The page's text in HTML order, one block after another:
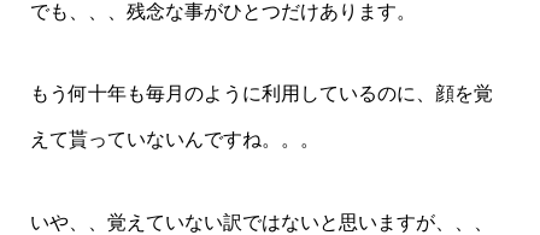
でも、、、残念な事がひとつだけあります。
もう何十年も毎月のように利用しているのに、顔を覚
えて貰っていないんですね。。。
いや、、覚えていない訳ではないと思いますが、、、